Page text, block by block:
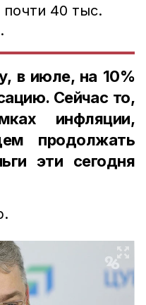
40 тыс.
в июле, на 10%
Сейчас то,
инфляции,
продолжать
эти сегодня